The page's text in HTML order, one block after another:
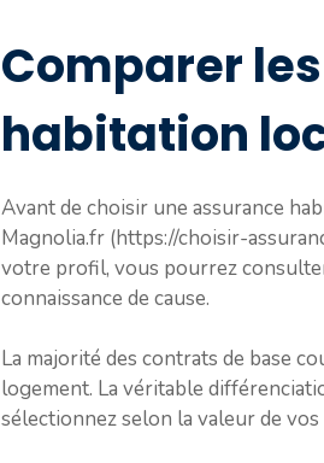
Comparer
habitation
Avant de choisir une assurance
Magnolia.fr (https://choisir-
votre profil, vous pourrez
connaissance de cause.
La majorité des contrats de base
logement. La véritable
sélectionnez selon la valeur de